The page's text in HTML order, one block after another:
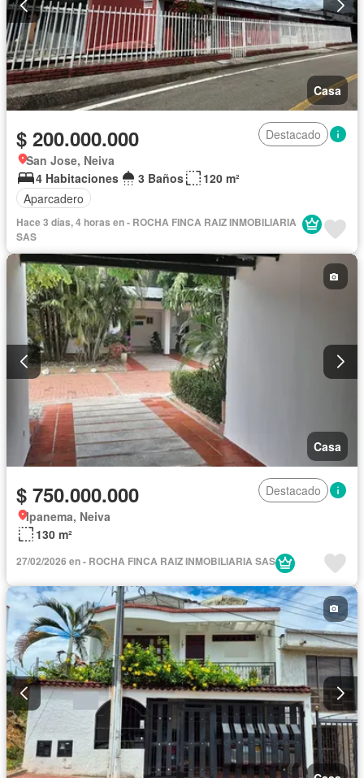
Casa
$ 200.000.000
Destacado
San Jose, Neiva
4 Habitaciones
3 Baños
120 m²
Aparcadero
Hace 3 días, 4 horas en - ROCHA FINCA RAIZ INMOBILIARIA
SAS
Casa
$ 750.000.000
Destacado
Ipanema, Neiva
130 m²
27/02/2026 en - ROCHA FINCA RAIZ INMOBILIARIA SAS